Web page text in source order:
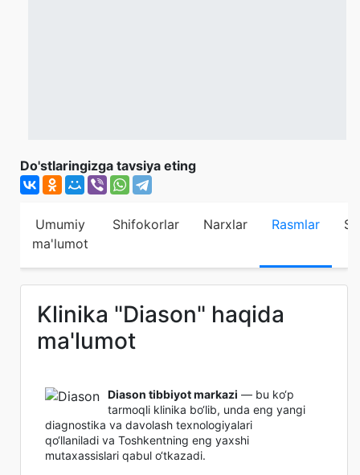
Do'stlaringizga tavsiya eting
Umumiy
ma'lumot
Shifokorlar Narxlar Rasmlar
Klinika "Diason" haqida
ma'lumot
Diason tibbiyot markazi — bu ko‘p
tarmoqli klinika bo‘lib, unda eng yangi
diagnostika va davolash texnologiyalari
qo‘llaniladi va Toshkentning eng yaxshi
mutaxassislari qabul o‘tkazadi.